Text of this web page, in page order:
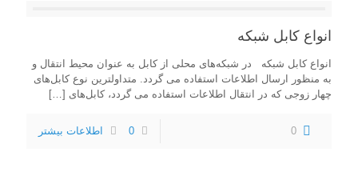
انواع کابل شبکه
انواع کابل شبکه در شبکه‌های محلی از کابل به عنوان محیط انتقال و
به منظور ارسال اطلاعات استفاده می گردد. متداولترین نوع کابل‌های
چهار زوجی که در انتقال اطلاعات استفاده می گردد، کابل‌های […]
0
0 اطلاعات بیشتر